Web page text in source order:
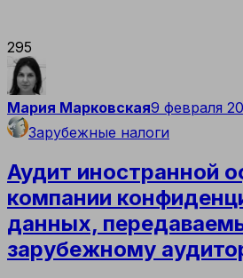
295
Мария Марковская9 февраля
Зарубежные налоги
Аудит иностранной
компании
данных,
зарубежному